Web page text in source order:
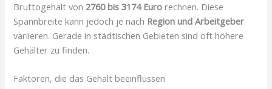
Bruttogehalt von 2760 bis 3174 Euro rechnen. Diese
Spannbreite kann jedoch je nach Region und Arbeitgeber
variieren. Gerade in städtischen Gebieten sind oft höhere
Gehälter zu finden.
Faktoren, die das Gehalt beeinflussen